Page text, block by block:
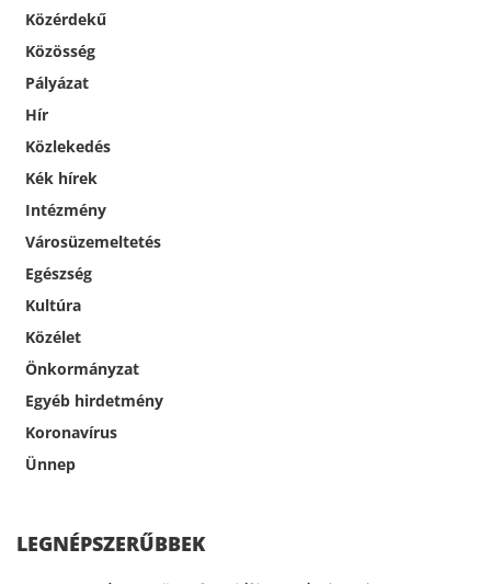
Közérdekű
Közösség
Pályázat
Hír
Közlekedés
Kék hírek
Intézmény
Városüzemeltetés
Egészség
Kultúra
Közélet
Önkormányzat
Egyéb hirdetmény
Koronavírus
Ünnep
LEGNÉPSZERŰBBEK